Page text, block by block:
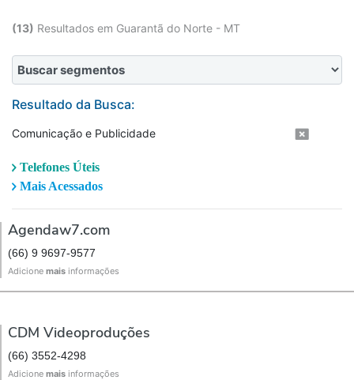
(13) Resultados em Guarantã do Norte - MT
Resultado da Busca:
Comunicação e Publicidade
Telefones Úteis
Mais Acessados
Agendaw7.com
(66) 9 9697-9577
Adicione mais informações
CDM Videoproduções
(66) 3552-4298
Adicione mais informações